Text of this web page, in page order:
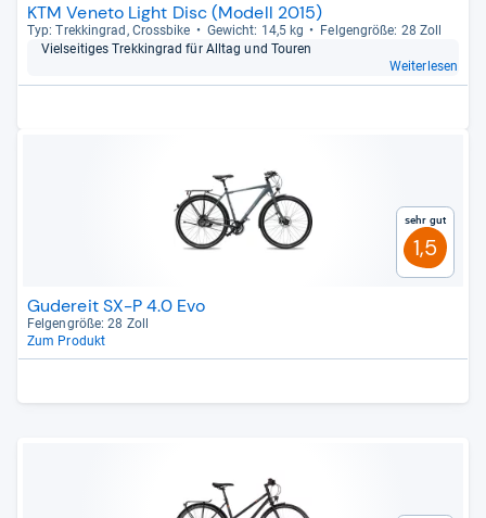
KTM Veneto Light Disc (Modell 2015)
Typ: Trek­kin­grad, Cross­bike Gewicht: 14,5 kg
Fel­gen­größe: 28 Zoll
Viel­sei­ti­ges Trek­kin­grad für All­tag und Tou­ren
Weiterlesen
Sehr gut
1,5
Gudereit SX-P 4.0 Evo
Fel­gen­größe: 28 Zoll
Zum Produkt